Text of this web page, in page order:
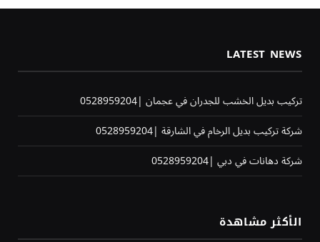
LATEST NEWS
تركيب بديل الخشب للجدران في عجمان |0528959204
شركة تركيب بديل الرخام في الشارقة |0528959204
شركة دهانات في دبي |0528959204
الأكثر مشاهدة